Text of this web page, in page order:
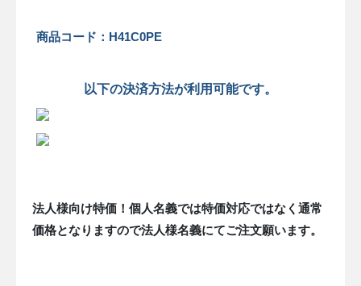
商品コード：H41C0PE
以下の決済方法が利用可能です。
法人様向け特価！個人名義では特価対応ではなく通常
価格となりますので法人様名義にてご注文願います。